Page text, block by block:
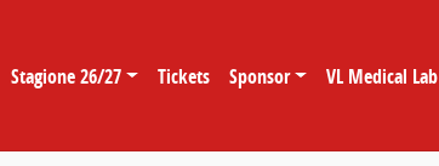
Stagione 26/27 Tickets Sponsor VL Medical Lab